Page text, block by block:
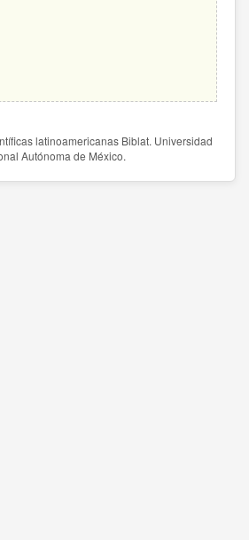
latinoamericanas Biblat. Universidad
Autónoma de México.